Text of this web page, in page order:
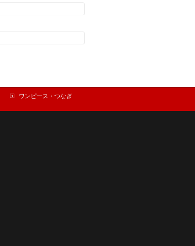
ワンピース・つなぎ